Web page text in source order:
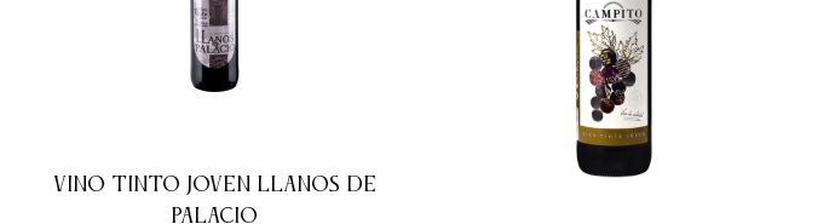
VINO TINTO JOVEN LLANOS DE
PALACIO